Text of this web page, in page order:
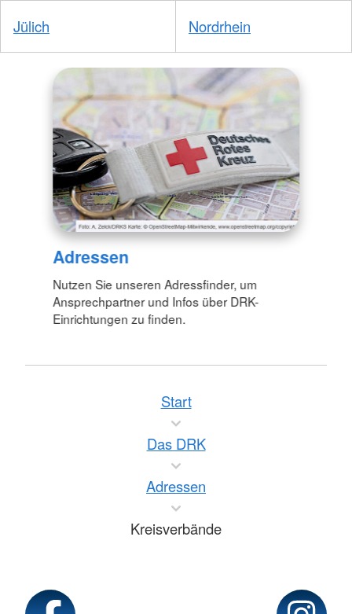
Jülich Nordrhein
Adressen
Nutzen Sie unseren Adressfinder, um
Ansprechpartner und Infos über DRK-
Einrichtungen zu finden.
Start
Das DRK
Adressen
Kreisverbände